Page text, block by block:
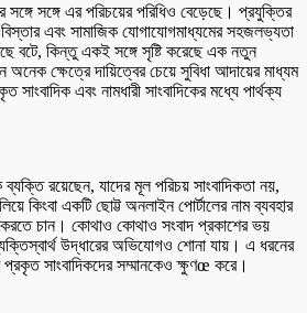
সঙ্গে সঙ্গে এর পরিচয়ের পরিধিও বেড়েছে। প্রযুক্তির
এবং সামাজিক যোগাযোগমাধ্যমের সহজলভ্যতা
বটে, কিন্তু একই সঙ্গে সৃষ্টি করেছে এক নতুন
অনেক ক্ষেত্রে দায়িত্বের চেয়ে সুবিধা আদায়ের মাধ্যম
এবং নামধারী সাংবাদিকের মধ্যে পার্থক্য
রয়েছেন, যাদের মূল পরিচয় সাংবাদিকতা নয়,
কিংবা একটি ছোট্ট অনলাইন পোর্টালের নাম ব্যবহার
করতে চান। কোথাও কোথাও সংবাদ প্রকাশের ভয়
ব্যক্তিস্বার্থ উদ্ধারের অভিযোগও শোনা যায়। এ ধরনের
সাংবাদিকদের সম্মানকেও ক্ষুণœ করে।